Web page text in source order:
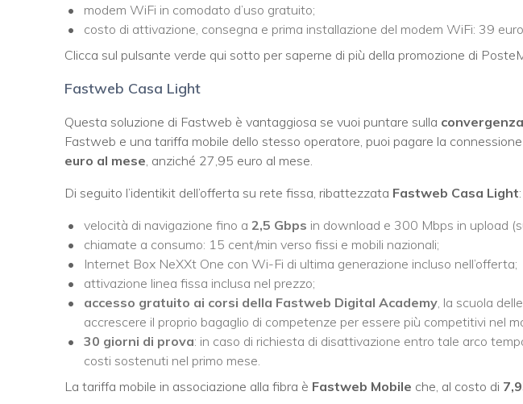
modem WiFi in comodato d’uso gratuito;
costo di attivazione, consegna e prima installazione del modem WiFi: 39
Clicca sul pulsante verde qui sotto per saperne di più della promozione di
Fastweb Casa Light
Questa soluzione di Fastweb è vantaggiosa se vuoi puntare sulla
Fastweb e una tariffa mobile dello stesso operatore, puoi pagare la
euro al mese, anziché 27,95 euro al mese.
Di seguito l’identikit dell’offerta su rete fissa, ribattezzata Fastweb Casa Light:
velocità di navigazione fino a 2,5 Gbps in download e 300 Mbps in upload
chiamate a consumo: 15 cent/min verso fissi e mobili nazionali;
Internet Box NeXXt One con Wi-Fi di ultima generazione incluso nell’offerta;
attivazione linea fissa inclusa nel prezzo;
accesso gratuito ai corsi della Fastweb Digital Academy, la scuola
accrescere il proprio bagaglio di competenze per essere più competitivi nel
30 giorni di prova: in caso di richiesta di disattivazione entro tale arco
costi sostenuti nel primo mese.
La tariffa mobile in associazione alla fibra è Fastweb Mobile che, al costo di